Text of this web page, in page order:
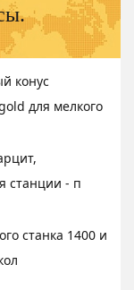
конус
для мелкого
станции - п
станка 1400 и